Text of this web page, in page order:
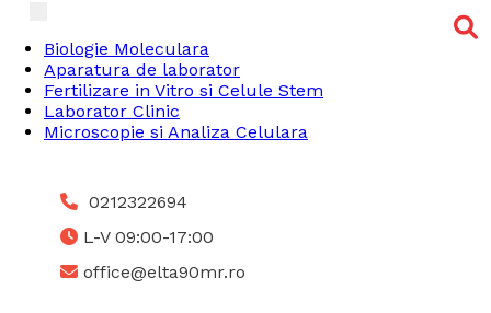
Biologie Moleculara
Aparatura de laborator
Fertilizare in Vitro si Celule Stem
Laborator Clinic
Microscopie si Analiza Celulara
0212322694
L-V 09:00-17:00
office@elta90mr.ro